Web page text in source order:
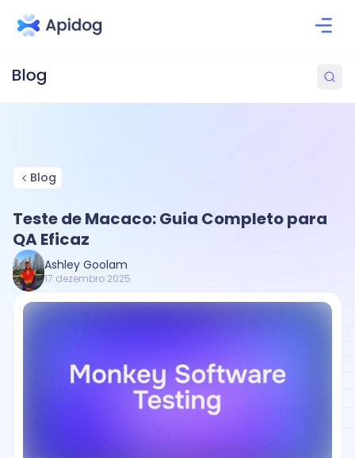
Blog
Teste de Macaco: Guia Completo para
QA Eficaz
Ashley Goolam
17 dezembro 2025